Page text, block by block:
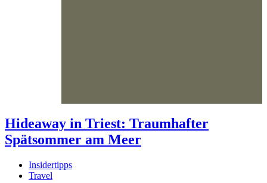
Hideaway in Triest: Traumhafter
Spätsommer am Meer
Insidertipps
Travel